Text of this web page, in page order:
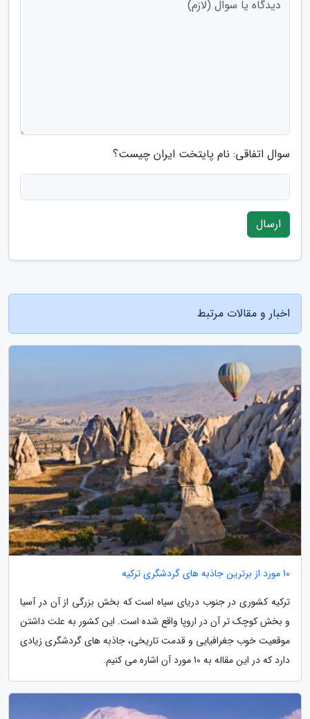
سوال اتفاقی: نام پایتخت ایران چیست؟
ارسال
اخبار و مقالات مرتبط
10 مورد از برترین جاذبه های گردشگری ترکیه
ترکیه کشوری در جنوب دریای سیاه است که بخش بزرگی از آن در آسیا
و بخش کوچک تر آن در اروپا واقع شده است. این کشور به علت داشتن
موقعیت خوب جغرافیایی و قدمت تاریخی، جاذبه های گردشگری زیادی
دارد که در این مقاله به 10 مورد آن اشاره می کنیم.